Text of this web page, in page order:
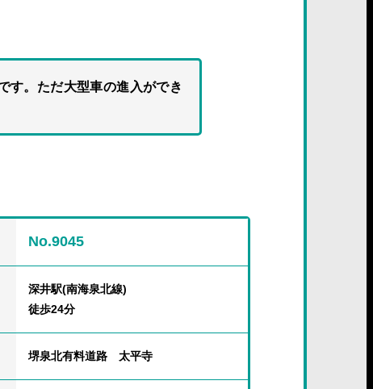
す。ただ大型車の進入ができ
No.9045
深井駅(南海泉北線)
徒歩24分
堺泉北有料道路 太平寺